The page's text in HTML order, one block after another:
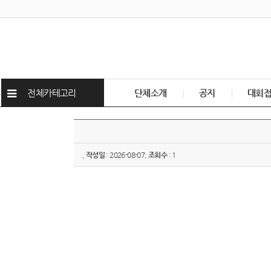
전체카테고리 단체소개 공지 대회
작성일 : 2026-08-07,조회수: 1